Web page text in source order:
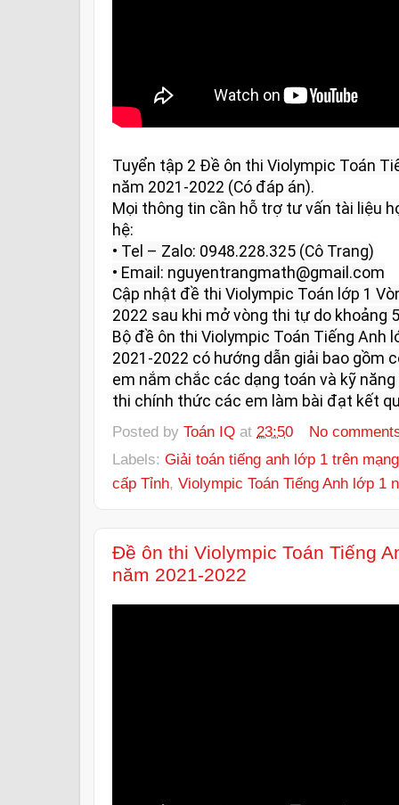
Tuyển tập 2 Đề ôn thi Violympic Toán
năm 2021-2022 (Có đáp án).
Mọi thông tin cần hỗ trợ tư vấn tài liệu
hệ:
• Tel – Zalo: 0948.228.325 (Cô Trang)
• Email: nguyentrangmath@gmail.com
Cập nhật đề thi Violympic Toán lớp 1
2022 sau khi mở vòng thi tự do khoảng
Bộ đề ôn thi Violympic Toán Tiếng Anh
2021-2022 có hướng dẫn giải bao gồm
em nắm chắc các dạng toán và kỹ
thi chính thức các em làm bài đạt kết
Posted by Toán IQ at 23:50
No
Labels: Giải toán tiếng anh lớp 1 trên mạng
cấp Tỉnh, Violympic Toán Tiếng Anh lớp 1
Đề ôn thi Violympic Toán Tiếng
năm 2021-2022